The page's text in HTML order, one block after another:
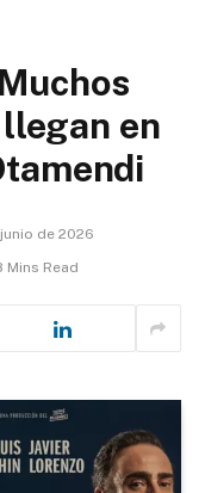
en
junio de 2026
Mins Read